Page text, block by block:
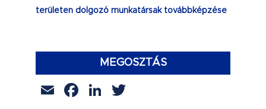
területen dolgozó munkatársak továbbképzése
MEGOSZTÁS
EmailFacebook
LinkedIn